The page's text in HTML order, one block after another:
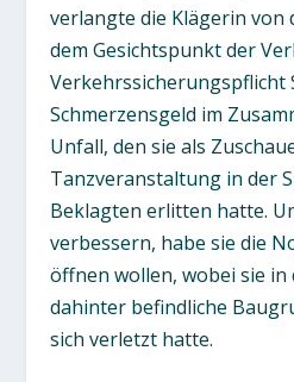
verlangte die Klägerin
dem Gesichtspunkt der
Verkehrssicherungspflicht
Schmerzensgeld im
Unfall, den sie als
Tanzveranstaltung in der
Beklagten erlitten hatte.
verbessern, habe sie die
öffnen wollen, wobei sie
dahinter befindliche
sich verletzt hatte.